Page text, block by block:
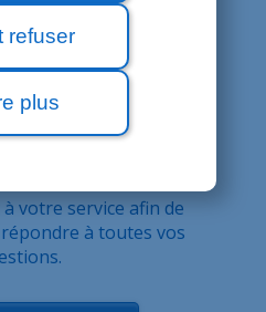
refuser
plus
DE PLUS
?
votre service afin de
à toutes vos